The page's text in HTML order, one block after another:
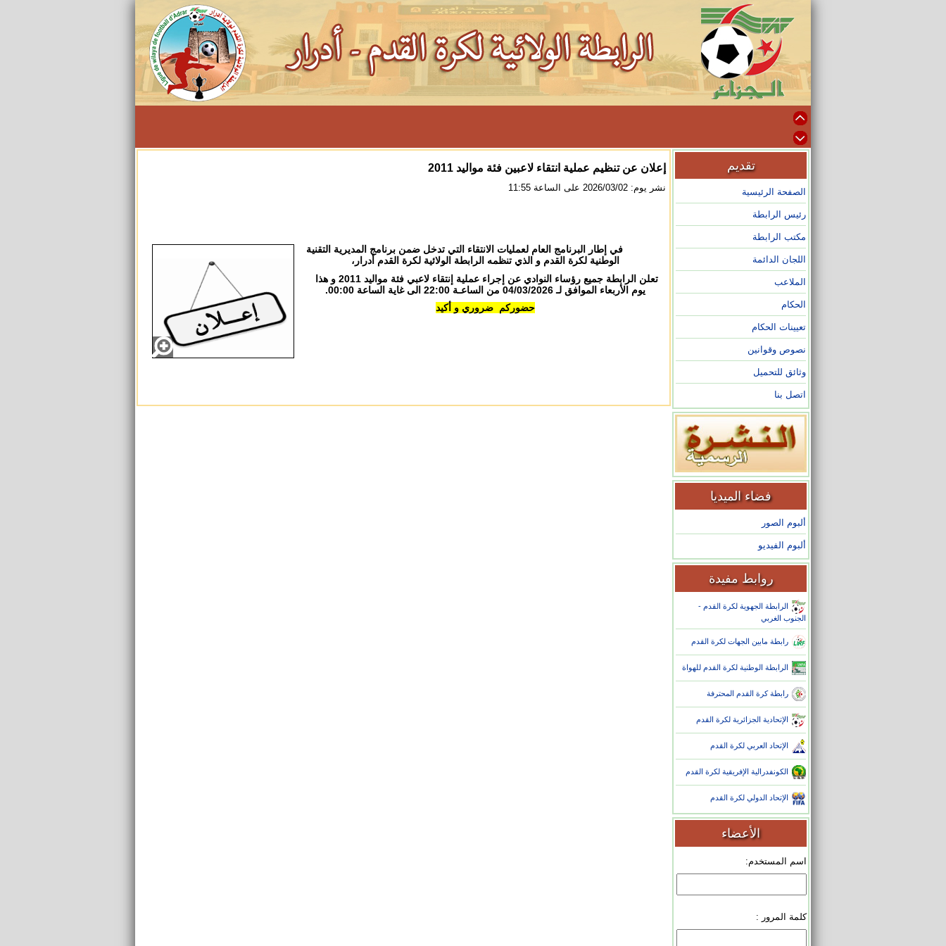
تقديم
الصفحة الرئيسية
رئيس الرابطة
مكتب الرابطة
اللجان الدائمة
الملاعب
الحكام
تعيينات الحكام
نصوص وقوانين
وثائق للتحميل
اتصل بنا
فضاء الميديا
ألبوم الصور
ألبوم الفيديو
روابط مفيدة
الرابطة الجهوية لكرة القدم -
الجنوب الغربي
رابطة مابين الجهات لكرة القدم
الرابطة الوطنية لكرة القدم للهواة
رابطة كرة القدم المحترفة
الإتحادية الجزائرية لكرة القدم
الإتحاد العربي لكرة القدم
الكونفدرالية الإفريقية لكرة القدم
الإتحاد الدولي لكرة القدم
الأعضاء
اسم المستخدم:
كلمة المرور :
إعلان عن تنظيم عملية انتقاء لاعبين فئة مواليد 2011
نشر يوم: 2026/03/02 على الساعة 11:55
في إطار البرنامج العام لعمليات الانتقاء التي تدخل ضمن برنامج المديرية التقنية
الوطنية لكرة القدم و الذي تنظمه الرابطة الولائية لكرة القدم أدرار،
تعلن الرابطة جميع رؤساء النوادي عن إجراء عملية إنتقاء لاعبي فئة مواليد 2011 و هذا
يوم الأربعاء الموافق لـ 04/03/2026 من الساعـة 22:00 الى غاية الساعة 00:00.
حضوركم ضروري و أكيد